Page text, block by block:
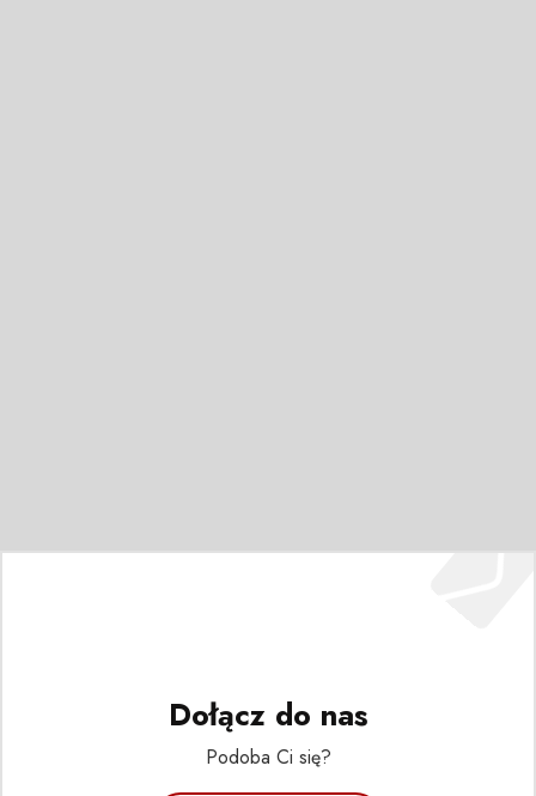
Dołącz do nas
Podoba Ci się?